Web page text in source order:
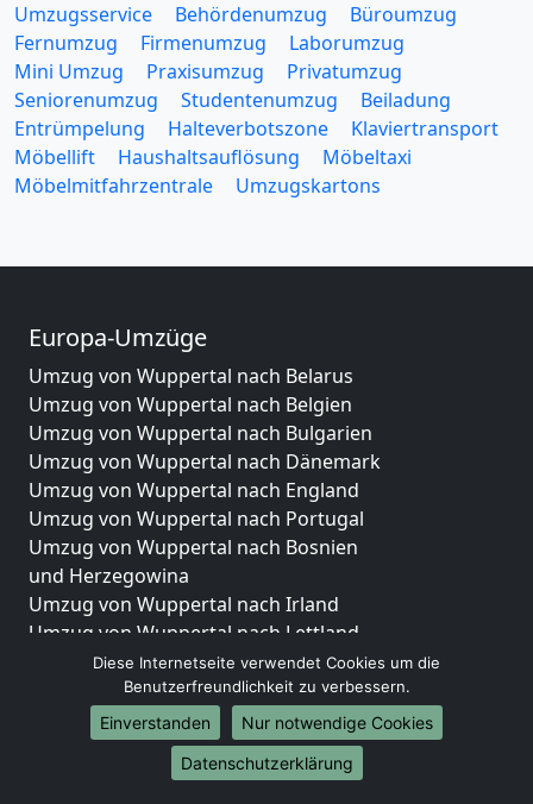
Umzugsservice Behördenumzug
Büroumzug
Fernumzug
Firmenumzug
Laborumzug
Mini Umzug
Praxisumzug
Privatumzug
Seniorenumzug
Studentenumzug
Beiladung
Entrümpelung
Halteverbotszone
Klaviertransport
Möbellift
Haushaltsauflösung
Möbeltaxi
Möbelmitfahrzentrale
Umzugskartons
Europa-Umzüge
Umzug von Wuppertal nach Belarus
Umzug von Wuppertal nach Belgien
Umzug von Wuppertal nach Bulgarien
Umzug von Wuppertal nach Dänemark
Umzug von Wuppertal nach England
Umzug von Wuppertal nach Portugal
Umzug von Wuppertal nach Bosnien
und Herzegowina
Umzug von Wuppertal nach Irland
Umzug von Wuppertal nach Lettland
Umzug von Wuppertal nach Zypern
Umzug von Wuppertal nach Kroatien
Umzug von Wuppertal nach Estland
Umzug von Wuppertal nach Finnland
Umzug von Wuppertal nach Frankreich
Diese Internetseite verwendet Cookies um die
Benutzerfreundlichkeit zu verbessern.
Einverstanden
Nur notwendige Cookies
Datenschutzerklärung